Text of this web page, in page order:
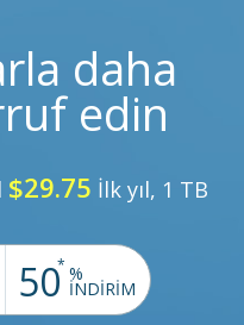
daha
edin
$29.75 İlk yıl, 1 TB
50* %
İNDİRİM